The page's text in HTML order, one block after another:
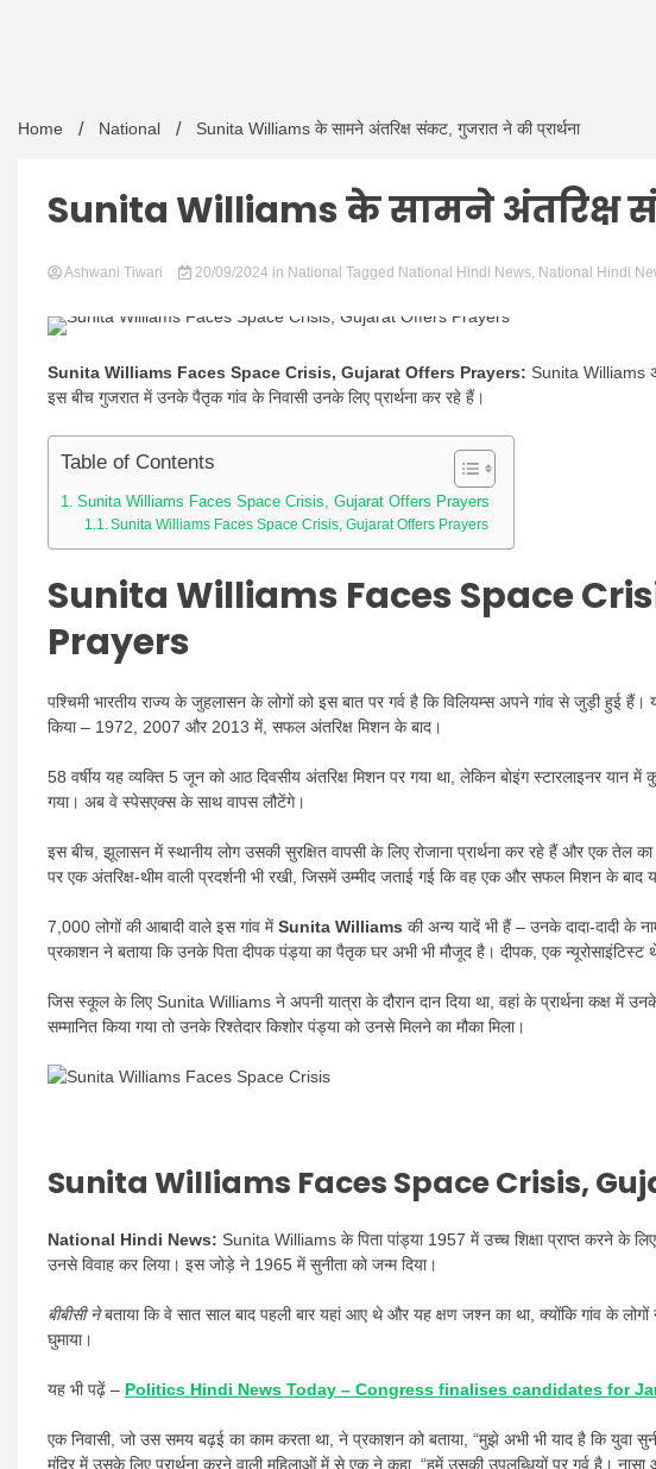
Home National Sunita Williams के सामने अंतरिक्ष संकट, गुजरात ने की प्रार्थना
Sunita Williams के सामने अंतरिक्ष
Ashwani Tiwari 20/09/2024 in National Tagged National Hindi News, National Hindi
Sunita Williams Faces Space Crisis, Gujarat Offers Prayers: Sunita Williams
इस बीच गुजरात में उनके पैतृक गांव के निवासी उनके लिए प्रार्थना कर रहे हैं।
Table of Contents
Sunita Williams Faces Space Crisis, Gujarat Offers Prayers
Sunita Williams Faces Space Crisis, Gujarat Offers Prayers
Sunita Williams Faces Space
Prayers
पश्चिमी भारतीय राज्य के जुहलासन के लोगों को इस बात पर गर्व है कि विलियम्स अपने गांव से जुड़ी हुई हैं।
किया – 1972, 2007 और 2013 में, सफल अंतरिक्ष मिशन के बाद।
58 वर्षीय यह व्यक्ति 5 जून को आठ दिवसीय अंतरिक्ष मिशन पर गया था, लेकिन बोइंग स्टारलाइनर
गया। अब वे स्पेसएक्स के साथ वापस लौटेंगे।
इस बीच, झूलासन में स्थानीय लोग उसकी सुरक्षित वापसी के लिए रोजाना प्रार्थना कर रहे हैं और एक तेल का
पर एक अंतरिक्ष-थीम वाली प्रदर्शनी भी रखी, जिसमें उम्मीद जताई गई कि वह एक और सफल मिशन के बाद
7,000 लोगों की आबादी वाले इस गांव मेंSunita Williams की अन्य यादें भी हैं – उनके दादा-दादी के
प्रकाशन ने बताया कि उनके पिता दीपक पंड्या का पैतृक घर अभी भी मौजूद है। दीपक, एक
जिस स्कूल के लिए Sunita Williams ने अपनी यात्रा के दौरान दान दिया था, वहां के प्रार्थना कक्ष में
सम्मानित किया गया तो उनके रिश्तेदार किशोर पंड्या को उनसे मिलने का मौका मिला।
Sunita Williams Faces Space Crisis,
National Hindi News: Sunita Williams के पिता पांड्या 1957 में उच्च शिक्षा प्राप्त करने के
उनसे विवाह कर लिया। इस जोड़े ने 1965 में सुनीता को जन्म दिया।
बीबीसी नेबताया कि वे सात साल बाद पहली बार यहां आए थे और यह क्षण जश्न का था, क्योंकि गांव के
घुमाया।
यह भी पढ़ें – Politics Hindi News Today – Congress finalises candidates for
एक निवासी, जो उस समय बढ़ई का काम करता था, ने प्रकाशन को बताया, “मुझे अभी भी याद है कि युवा
मंदिर में उसके लिए प्रार्थना करने वाली महिलाओं में से एक ने कहा, “हमें उसकी उपलब्धियों पर गर्व है।